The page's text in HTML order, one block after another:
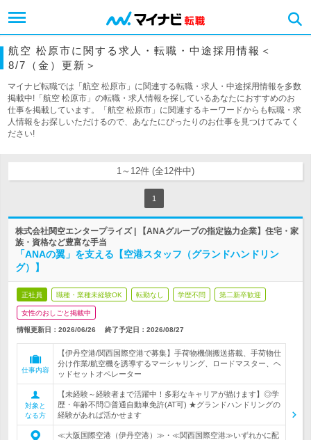
航空 松原市に関する求人・転職・中途採用情報＜
8/7（金）更新＞
マイナビ転職では「航空 松原市」に関連する転職・求人・中途採用情報を多数
掲載中!「航空 松原市」の転職・求人情報を探しているあなたにおすすめのお
仕事を掲載しています。「航空 松原市」に関連するキーワードからも転職・求
人情報をお探しいただけるので、あなたにぴったりのお仕事を見つけてみてく
ださい!
1～12件 (全12件中)
1
株式会社関空エンタープライズ | 【ANAグループの指定協力企業】住宅・家
族・資格など豊富な手当
「ANAの翼」を支える【空港スタッフ（グランドハンドリン
グ）】
正社員 職種・業種未経験OK 転勤なし 学歴不問 第二新卒歓迎
女性のおしごと掲載中
情報更新日：2026/06/26 終了予定日： 2026/08/27
仕事内容
【伊丹空港/関西国際空港で募集】手荷物機側搬送搭載、手荷物仕
分け作業/航空機を誘導するマーシャリング、ロードマスター、ヘ
ッドセットオペレーター
対象と
なる方
【未経験～経験者まで活躍中！多彩なキャリアが描けます】◎学
歴・年齢不問◎普通自動車免許(AT可) ★グランドハンドリングの
経験があれば活かせます
≪大阪国際空港（伊丹空港）≫・≪関西国際空港≫いずれかに配